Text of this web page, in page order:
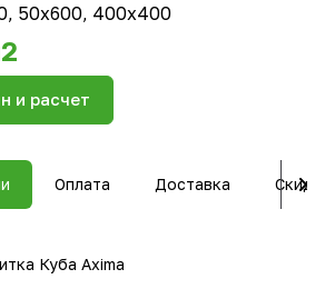
50x600, 400x400
и расчет
Оплата Доставка
Куба Axima